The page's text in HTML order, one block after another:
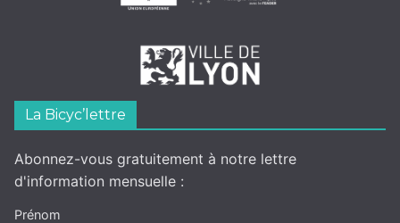
La Bicyc’lettre
Abonnez-vous gratuitement à notre lettre
d'information mensuelle :
Prénom